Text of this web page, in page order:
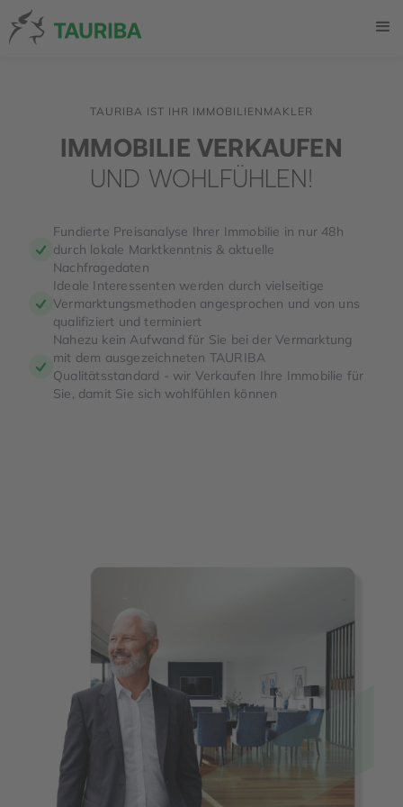
TAURIBA IST IHR IMMOBILIENMAKLER
IMMOBILIE VERKAUFEN
UND WOHLFÜHLEN!
Fundierte Preisanalyse Ihrer Immobilie in nur 48h
durch lokale Marktkenntnis & aktuelle
Nachfragedaten
Ideale Interessenten werden durch vielseitige
Vermarktungsmethoden angesprochen und von uns
qualifiziert und terminiert
Nahezu kein Aufwand für Sie bei der Vermarktung
mit dem ausgezeichneten TAURIBA
Qualitätsstandard - wir Verkaufen Ihre Immobilie für
Sie, damit Sie sich wohlfühlen können